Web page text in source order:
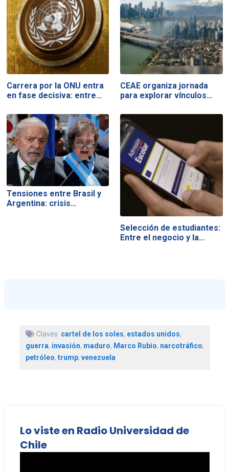
Carrera por la ONU entra
en fase decisiva: entre…
CEAE organiza jornada
para explorar vínculos…
Tensiones entre Brasil y
Argentina: crisis…
Selección de estudiantes:
Entre el negocio y la…
Claves: cartel de los soles, estados unidos,
guerra, invasión, maduro, Marco Rubio, narcotráfico,
petróleo, trump, venezuela
Lo viste en Radio Universidad de
Chile